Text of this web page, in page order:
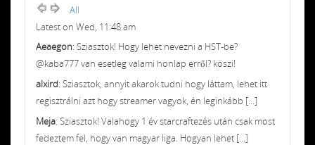
All
Latest on Wed, 11:48 am
Aeaegon: Sziasztok! Hogy lehet nevezni a HST-be?
@kaba777 van esetleg valami honlap erről? köszi!
alxird: Sziasztok, annyit akarok tudni hogy láttam, lehet itt
regisztrálni azt hogy streamer vagyok, én leginkább [...]
Meja: Sziasztok! Valahogy 1 év starcraftezés után csak most
fedeztem fel, hogy van magyar liga. Hogyan lehet [...]